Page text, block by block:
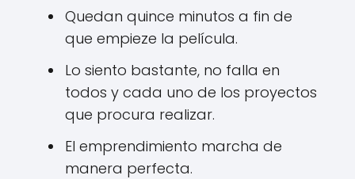
Quedan quince minutos a fin de
que empieze la película.
Lo siento bastante, no falla en
todos y cada uno de los proyectos
que procura realizar.
El emprendimiento marcha de
manera perfecta.